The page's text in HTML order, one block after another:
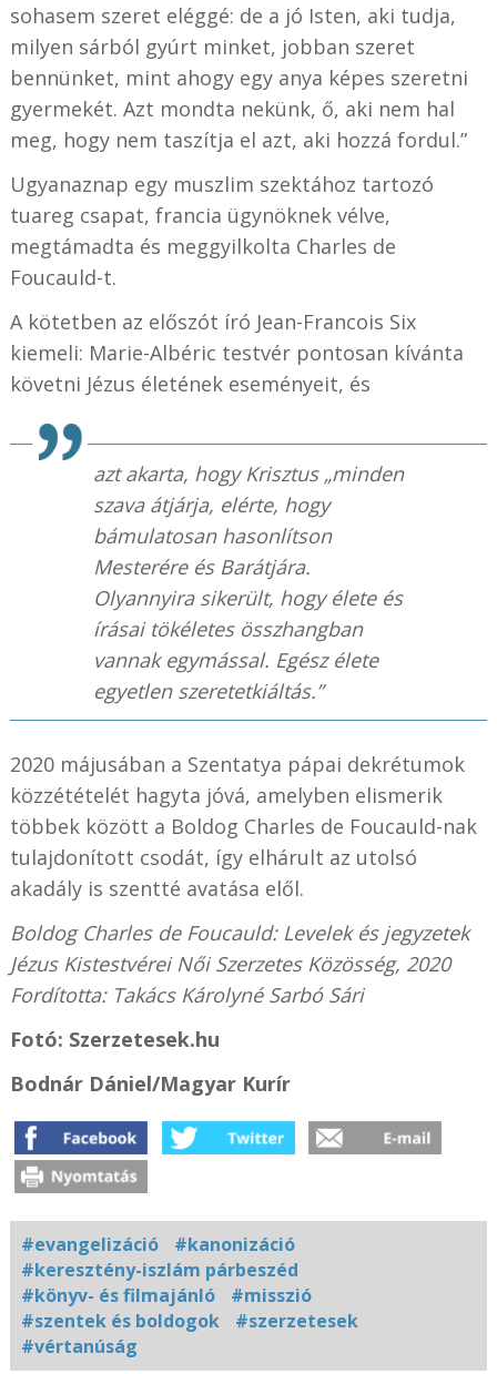
sohasem szeret eléggé: de a jó Isten, aki tudja,
milyen sárból gyúrt minket, jobban szeret
bennünket, mint ahogy egy anya képes szeretni
gyermekét. Azt mondta nekünk, ő, aki nem hal
meg, hogy nem taszítja el azt, aki hozzá fordul.”
Ugyanaznap egy muszlim szektához tartozó
tuareg csapat, francia ügynöknek vélve,
megtámadta és meggyilkolta Charles de
Foucauld-t.
A kötetben az előszót író Jean-Francois Six
kiemeli: Marie-Albéric testvér pontosan kívánta
követni Jézus életének eseményeit, és
azt akarta, hogy Krisztus „minden
szava átjárja, elérte, hogy
bámulatosan hasonlítson
Mesterére és Barátjára.
Olyannyira sikerült, hogy élete és
írásai tökéletes összhangban
vannak egymással. Egész élete
egyetlen szeretetkiáltás.”
2020 májusában a Szentatya pápai dekrétumok
közzétételét hagyta jóvá, amelyben elismerik
többek között a Boldog Charles de Foucauld-nak
tulajdonított csodát, így elhárult az utolsó
akadály is szentté avatása elől.
Boldog Charles de Foucauld: Levelek és jegyzetek
Jézus Kistestvérei Női Szerzetes Közösség, 2020
Fordította: Takács Károlyné Sarbó Sári
Fotó: Szerzetesek.hu
Bodnár Dániel/Magyar Kurír
#evangelizáció
#kanonizáció
#keresztény-iszlám párbeszéd
#könyv- és filmajánló
#misszió
#szentek és boldogok
#szerzetesek
#vértanúság